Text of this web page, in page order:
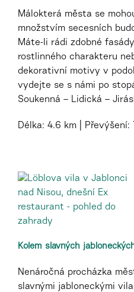
Málokterá města se
množstvím secesních
Máte-li rádi zdobné
rostlinného charakteru
dekorativní motivy v
vydejte se s námi po
Soukenná – Lidická –
Délka: 4.6 km Převýšení:
Kolem slavných
Nenáročná procházka
slavnými jabloneckými